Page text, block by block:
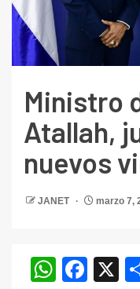
Ministro
Atallah,
nuevos
JANET marzo 7,
X